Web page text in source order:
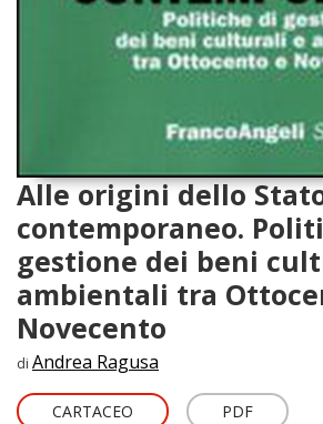
Alle origini dello
contemporaneo.
gestione dei beni
ambientali tra
Novecento
di Andrea Ragusa
CARTACEO PDF